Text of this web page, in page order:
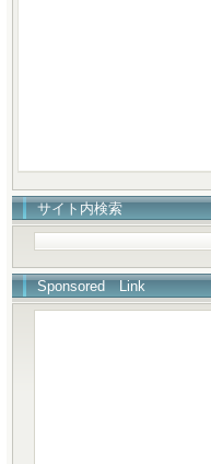
サイト内検索
Sponsored Link